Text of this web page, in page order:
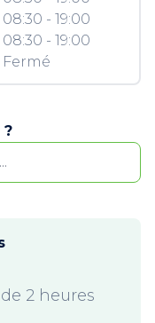
08:30 - 19:00
08:30 - 19:00
Fermé
?
2 heures